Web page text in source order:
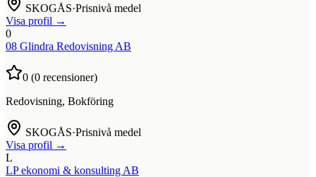
SKOGÅS·Prisnivå medel
Visa profil →
0
08 Glindra Redovisning AB
0 (0 recensioner)
Redovisning, Bokföring
SKOGÅS·Prisnivå medel
Visa profil →
L
LP ekonomi & konsulting AB